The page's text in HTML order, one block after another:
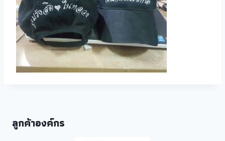
ลูกค้าองค์กร